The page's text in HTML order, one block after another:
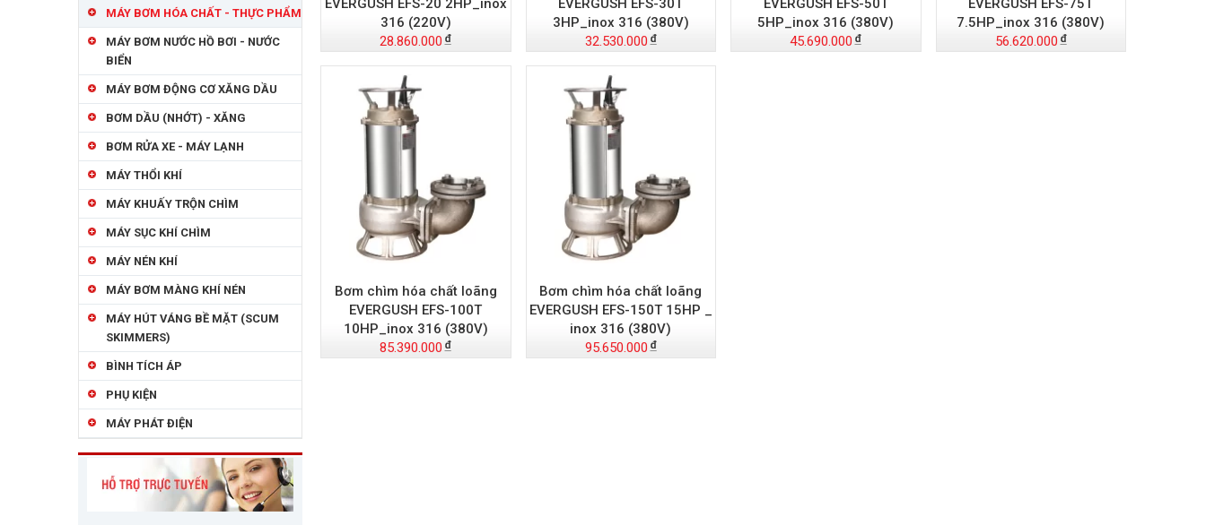
MÁY BƠM HÓA CHẤT - THỰC PHẨM
MÁY BƠM NƯỚC HỒ BƠI - NƯỚC
BIỂN
MÁY BƠM ĐỘNG CƠ XĂNG DẦU
BƠM DẦU (NHỚT) - XĂNG
BƠM RỬA XE - MÁY LẠNH
MÁY THỔI KHÍ
MÁY KHUẤY TRỘN CHÌM
MÁY SỤC KHÍ CHÌM
MÁY NÉN KHÍ
MÁY BƠM MÀNG KHÍ NÉN
MÁY HÚT VÁNG BỀ MẶT (SCUM
SKIMMERS)
BÌNH TÍCH ÁP
PHỤ KIỆN
MÁY PHÁT ĐIỆN
EVERGUSH EFS-20 2HP_inox
316 (220V)
28.860.000
EVERGUSH EFS-30T
3HP_inox 316 (380V)
32.530.000
EVERGUSH EFS-50T
5HP_inox 316 (380V)
45.690.000
EVERGUSH EFS-75T
7.5HP_inox 316 (380V)
56.620.000
Bơm chìm hóa chất loãng
EVERGUSH EFS-100T
10HP_inox 316 (380V)
85.390.000
Bơm chìm hóa chất loãng
EVERGUSH EFS-150T 15HP _
inox 316 (380V)
95.650.000